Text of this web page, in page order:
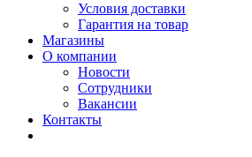
Условия доставки
Гарантия на товар
Магазины
О компании
Новости
Сотрудники
Вакансии
Контакты